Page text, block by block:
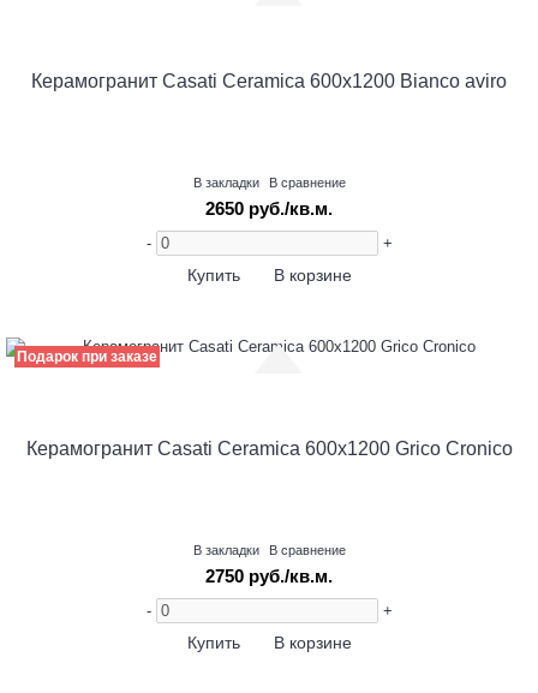
Керамогранит Casati Ceramica 600х1200 Bianco aviro
В закладки В сравнение
2650 руб./кв.м.
- +
Купить В корзине
Подарок при заказе
Керамогранит Casati Ceramica 600х1200 Grico Cronico
В закладки В сравнение
2750 руб./кв.м.
- +
Купить В корзине